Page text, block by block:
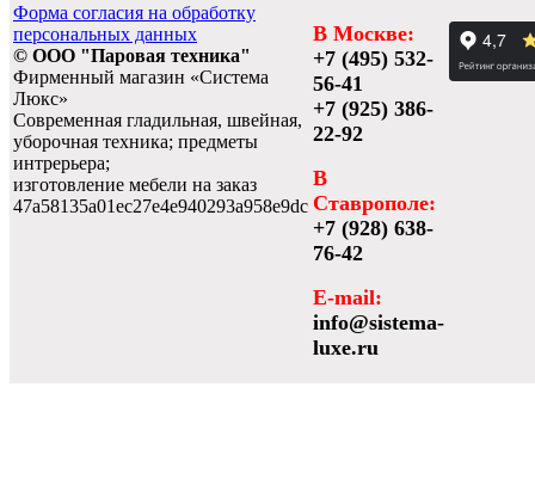
Форма согласия на обработку
персональных данных
© ООО "Паровая техника"
Фирменный магазин «Система
Люкс»
Современная гладильная, швейная,
уборочная техника; предметы
интрерьера;
изготовление мебели на заказ
47a58135a01ec27e4e940293a958e9dc
В Москве:
+7 (495) 532-
56-41
+7 (925) 386-
22-92
В
Ставрополе:
+7 (928) 638-
76-42
E-mail:
info@sistema-
luxe.ru